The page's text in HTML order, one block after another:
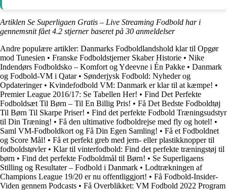
Artiklen Se Superligaen Gratis – Live Streaming Fodbold har i
gennemsnit fået4.2 stjerner baseret på 30 anmeldelser
Andre populære artikler: Danmarks Fodboldlandshold klar til Opgør
mod Tunesien • Franske Fodboldstjerner Skaber Historie • Nike
Indendørs Fodboldsko – Komfort og Ydeevne i Én Pakke • Danmark
og Fodbold-VM i Qatar• Sønderjysk Fodbold: Nyheder og
Opdateringer• Kvindefodbold VM: Danmark er klar til at kæmpe! •
Premier League 2016/17: Se Tabellen Her! • Find Det Perfekte
Fodboldsæt Til Børn – Til En Billig Pris! • Få Det Bedste Fodboldtøj
Til Børn Til Skarpe Priser! • Find det perfekte Fodbold Træningsudstyr
til Din Træning! • Få den ultimative fodboldrejse med fly og hotel! •
Saml VM-Fodboldkort og Få Din Egen Samling! • Få et Fodboldnet
og Score Mål! • Få et perfekt greb med jern- eller plastikknopper til
fodboldstøvler• Klar til vinterfodbold: Find det perfekte træningstøj til
børn • Find det perfekte Fodboldmål til Børn! • Se Superligaens
Stilling og Resultater – Fodbold i Danmark • Lodtrækningen af
Champions League 19/20 er nu offentliggjort! • Få Fodbold-Insider-
Viden gennem Podcasts • Få Overblikket: VM Fodbold 2022 Program